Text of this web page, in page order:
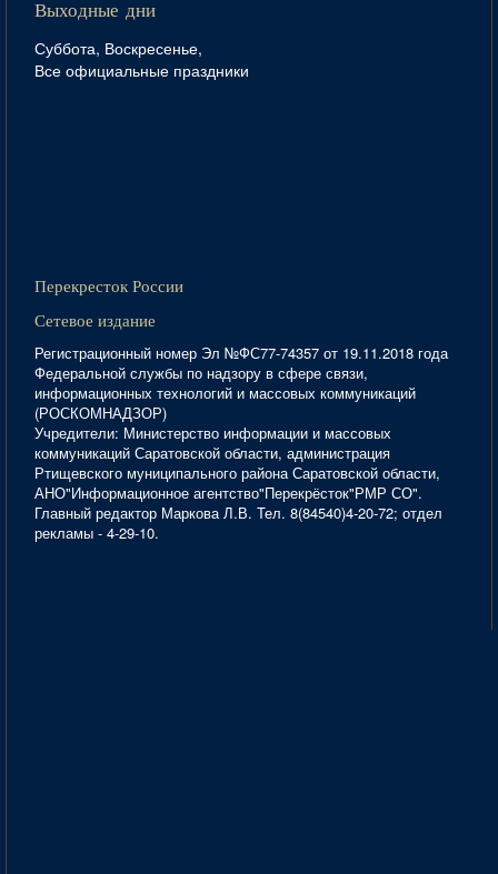
Выходные дни
Суббота, Воскресенье,
Все официальные праздники
Перекресток России
Сетевое издание
Регистрационный номер Эл №ФС77-74357 от 19.11.2018 года
Федеральной службы по надзору в сфере связи,
информационных технологий и массовых коммуникаций
(РОСКОМНАДЗОР)
Учредители: Министерство информации и массовых
коммуникаций Саратовской области, администрация
Ртищевского муниципального района Саратовской области,
АНО"Информационное агентство"Перекрёсток"РМР СО".
Главный редактор Маркова Л.В. Тел. 8(84540)4-20-72; отдел
рекламы - 4-29-10.